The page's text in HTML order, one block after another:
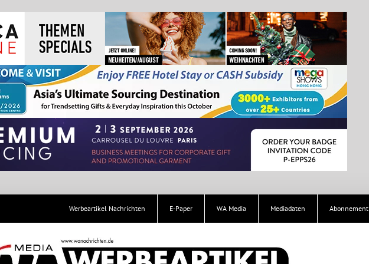
Werbeartikel Nachrichten E-Paper WA Media Mediadaten Abonnement